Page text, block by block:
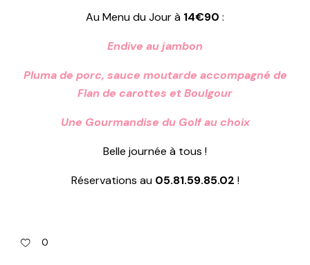
Au Menu du Jour à 14€90 :
Endive au jambon
Pluma de porc, sauce moutarde accompagné de
Flan de carottes et Boulgour
Une Gourmandise du Golf au choix
Belle journée à tous !
Réservations au 05.81.59.85.02 !
0